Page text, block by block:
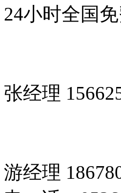
24小时全国
张经理
游经理